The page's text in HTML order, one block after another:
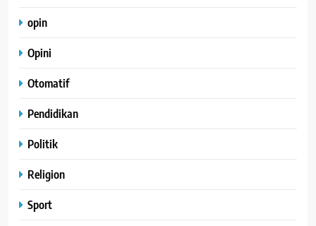
opin
Opini
Otomatif
Pendidikan
Politik
Religion
Sport